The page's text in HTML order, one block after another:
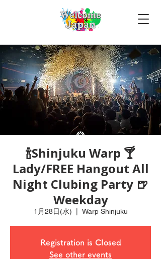
🍾Shinjuku Warp 🍸
Lady/FREE Hangout All
Night Clubing Party 🍺
Weekday
1月28日(水) Warp Shinjuku
Registration is Closed
See other events